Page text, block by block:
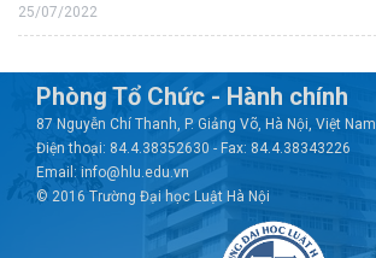
25/07/2022
Phòng Tổ Chức - Hành chính
87 Nguyễn Chí Thanh, P. Giảng Võ, Hà Nội, Việt Nam
Điện thoại: 84.4.38352630 - Fax: 84.4.38343226
Email: info@hlu.edu.vn
© 2016 Trường Đại học Luật Hà Nội